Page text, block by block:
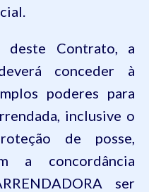
deste Contrato, a
conceder à
poderes para
inclusive o
de posse,
a concordância
ser